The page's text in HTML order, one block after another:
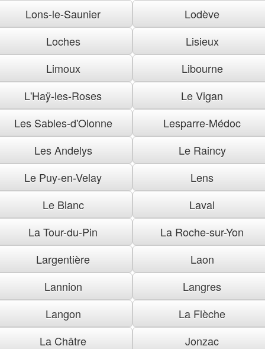
Lons-le-Saunier
Lodève
Loches
Lisieux
Limoux
Libourne
L'Haÿ-les-Roses
Le Vigan
Les Sables-d'Olonne
Lesparre-Médoc
Les Andelys
Le Raincy
Le Puy-en-Velay
Lens
Le Blanc
Laval
La Tour-du-Pin
La Roche-sur-Yon
Largentière
Laon
Lannion
Langres
Langon
La Flèche
La Châtre
Jonzac